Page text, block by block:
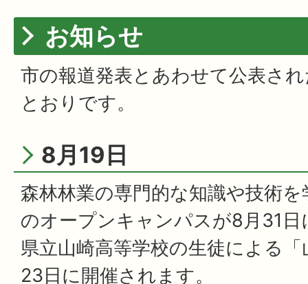
お知らせ
市の報道発表とあわせて公表さ
とおりです。
8月19日
森林林業の専門的な知識や技術
のオープンキャンパスが8月31
県立山崎高等学校の生徒による
23日に開催されます。